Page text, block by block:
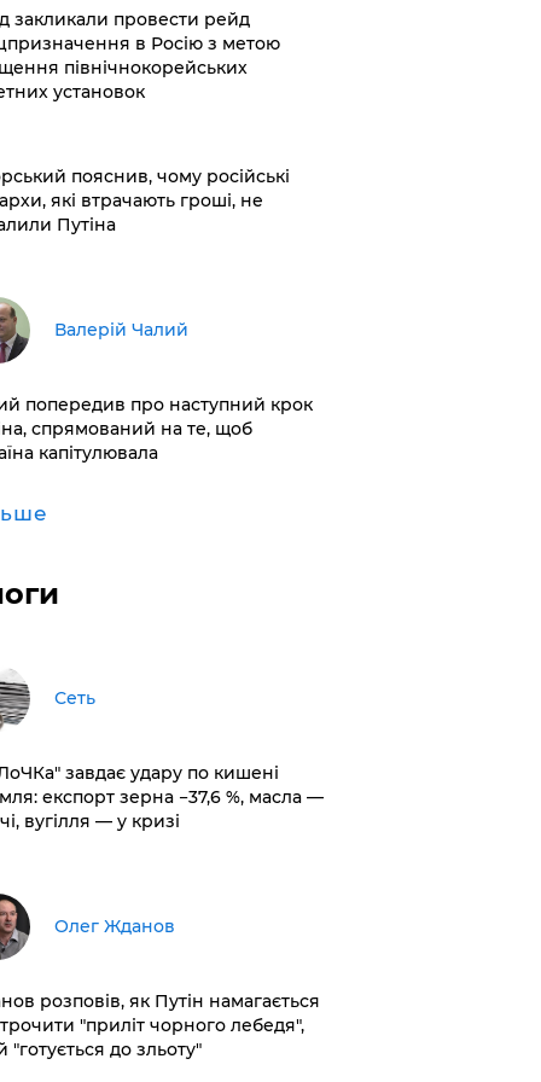
закликали провести рейд
в Росію з метою
північнокорейських
установок
пояснив, чому російські
які втрачають гроші, не
Путіна
Валерій Чалий
попередив про наступний крок
спрямований на те, щоб
капітулювала
Сеть
завдає удару по кишені
експорт зерна −37,6 %, масла —
вугілля — у кризі
Олег Жданов
розповів, як Путін намагається
"приліт чорного лебедя",
"готується до зльоту"